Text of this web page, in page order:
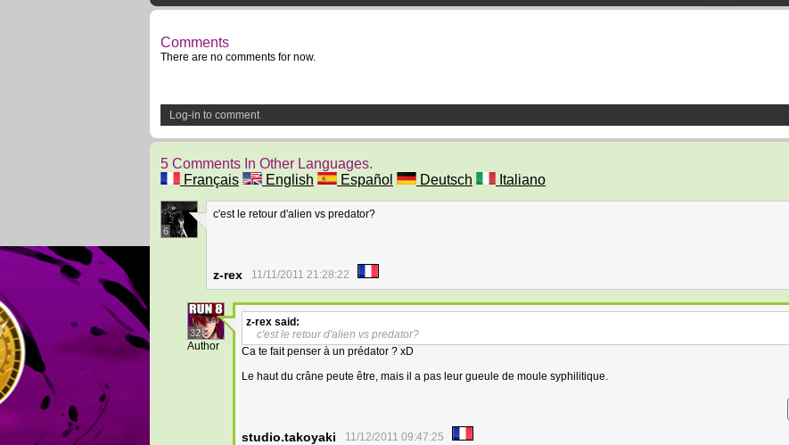
Comments
There are no comments for now.
Log-in to comment
5 Comments In Other Languages.
Français
English Español Deutsch Italiano
6
c'est le retour d'alien vs predator?
z-rex 11/11/2011 21:28:22
32
Author
z-rex said:
c'est le retour d'alien vs predator?
Ca te fait penser à un prédator ? xD
Le haut du crâne peute être, mais il a pas leur gueule de moule syphilitique.
studio.takoyaki 11/12/2011 09:47:25